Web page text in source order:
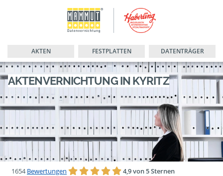
AKTEN FESTPLATTEN DATENTRÄGER
AKTENVERNICHTUNG IN KYRITZ
1654Bewertungen 4,9 von 5 Sternen